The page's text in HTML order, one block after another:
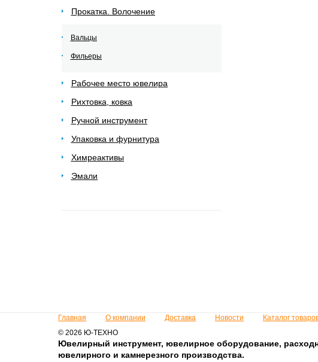
Прокатка. Волочение
Вальцы
Фильеры
Рабочее место ювелира
Рихтовка, ковка
Ручной инструмент
Упаковка и фурнитура
Химреактивы
Эмали
Главная О компании Доставка Новости Каталог
© 2026 Ю-ТЕХНО
Ювелирный инструмент, ювелирное оборудование,
ювелирного и камнерезного производства.